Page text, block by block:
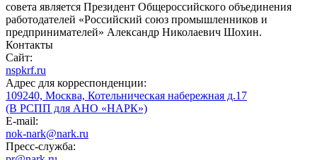
совета является Президент Общероссийского объединения
работодателей «Российский союз промышленников и
предпринимателей» Александр Николаевич Шохин.
Контакты
Сайт:
nspkrf.ru
Адрес для корреспонденции:
109240, Москва, Котельническая набережная д.17
(В РСПП для АНО «НАРК»)
E-mail:
nok-nark@nark.ru
Пресс-служба: